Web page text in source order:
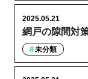
網戸の隙間対
2025.05.21
未分類